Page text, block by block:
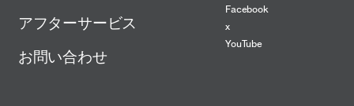
アフターサービス
お問い合わせ
Facebook
x
YouTube